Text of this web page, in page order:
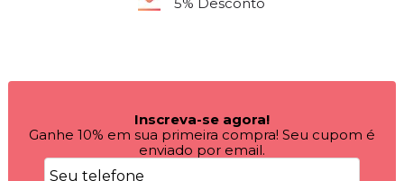
Inscreva-se agora!
Ganhe 10% em sua primeira compra! Seu cupom é
enviado por email.